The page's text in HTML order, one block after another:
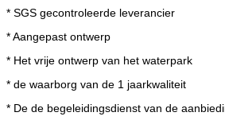
* SGS gecontroleerde leverancier
* Aangepast ontwerp
* Het vrije ontwerp van het waterpark
* de waarborg van de 1 jaarkwaliteit
* De de begeleidingsdienst van de